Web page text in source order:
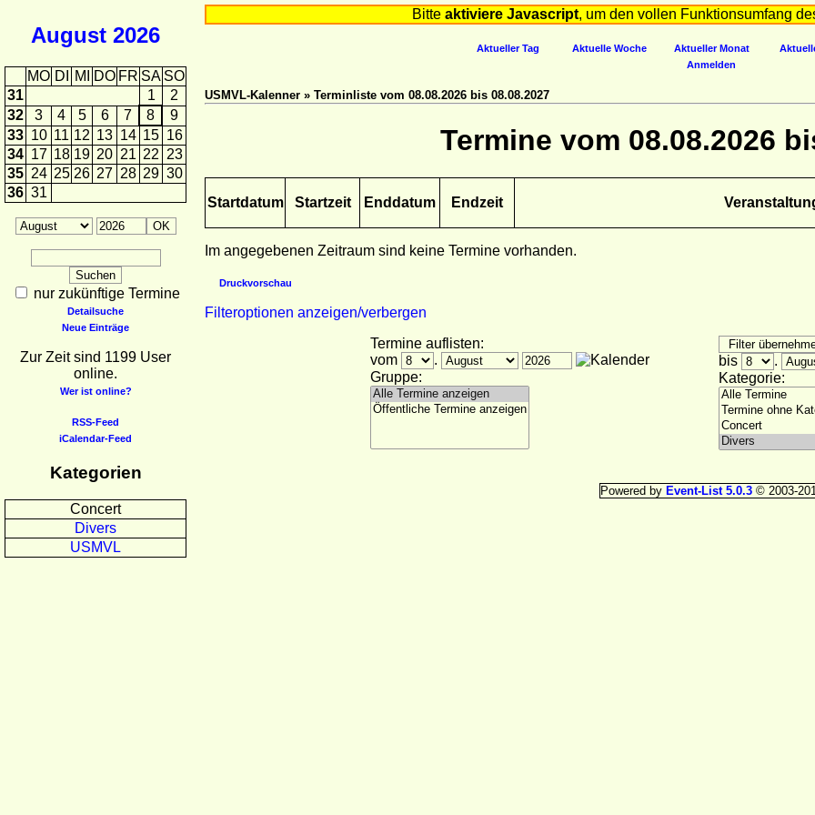
August 2026
MO DI MI DO FR SA SO
31
1
2
32
3 4 5 6 7 8
9
33 10 11 12 13 14 15 16
34 17 18 19 20 21 22 23
35 24 25 26 27 28 29 30
36 31
nur zukünftige Termine
Detailsuche
Neue Einträge
Zur Zeit sind 1199 User
online.
Wer ist online?
RSS-Feed
iCalendar-Feed
Kategorien
Concert
Divers
USMVL
Bitte aktiviere Javascript, um den vollen Funktionsumfang
Aktueller Tag Aktuelle Woche Aktueller Monat
Anmelden
USMVL-Kalenner » Terminliste vom 08.08.2026 bis 08.08.2027
Termine vom 08.08.2026
Startdatum Startzeit Enddatum Endzeit
Im angegebenen Zeitraum sind keine Termine vorhanden.
Druckvorschau
Filteroptionen anzeigen/verbergen
Termine auflisten:
vom
.
Gruppe:
bis
.
Kategorie:
Powered by Event-List 5.0.3© 2003-